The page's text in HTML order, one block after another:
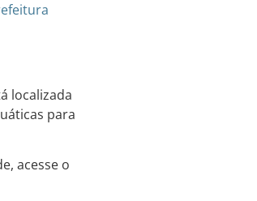
localizada
para
acesse o